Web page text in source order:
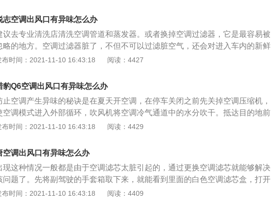
调管路中的凝结水形成阴暗潮湿的环境，很适合真菌繁殖。预防性措施是停车
关闭冷气，稍后打开自然风，停车前使空调管路内温度反弹，减少与外界的温
，保持空调系统相对干燥。
志空调出风口有异味怎么办
议去专业清洗店清洗空调管道和蒸发器。或者换掉空调过滤器，它是最容易被
略的地方。空调过滤器脏了，不但不可以过滤脏空气，还会对进入车内的新鲜
气造成二次污染，所以要想彻底去除车内的味道，就必须堵住臭气的来源。具
，除去汽车空调吸入口的空调过滤器，打开门、窗，将冷气调至最大浓度，将
洗剂喷向进气口，关闭空调排出口，防止清洗剂在运行中泄漏。开机后，清洗
在空调系统内进行内部循环，清洗剂进入空调系统各通道，有效净化系统，杀
细菌，净化出的新鲜空气。
布时间：2021-11-10 16:43:18 阅读：4427
豹Q6空调出风口有异味怎么办
止空调产生异味的秘诀是在夏天开空调，在停车关闭之前先关掉空调压缩机，
空调模式进入外部循环，吹风机将空调冷气通道中的水分吹干。抵达目的地前
分钟，可提前关闭A/C开关，调整模式进入外部循环几分钟，可吹干空调管路
的蒸发器在寒冷的环境下工作，遇上相对较热的外部空气而产生水。蒸发箱和
风管道中的潮湿环境和表面堆积的尘埃对真菌和真菌的繁殖起着温床作用。在
适的环境下，真菌和真菌会迅速繁殖成真菌和霉菌，在繁殖过程中，它们会发
一种腐蚀性的气味。空调一打开，这种气味就会混合进冷气，污染车厢，使乘
感到不舒服，严重的话还会感觉头晕、胸闷等不适。
布时间：2021-11-10 16:43:18 阅读：4429
空调出风口有异味怎么办
现这种情况一般都是由于空调滤芯太脏引起的，通过更换空调滤芯就能够解决
问题了。先将副驾驶的手套箱取下来，就能看到里面的白色空调滤芯盒，打开
芯盒更换里面的空调滤芯即可。空调出风口出现异味通常是因为空调滤芯无法
布时间：2021-11-10 16:43:18 阅读：4409